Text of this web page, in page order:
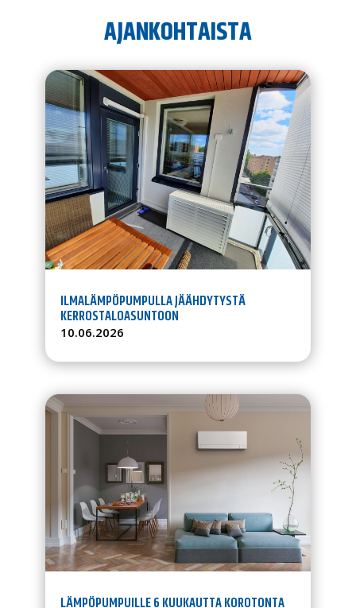
AJANKOHTAISTA
ILMALÄMPÖPUMPULLA JÄÄHDYTYSTÄ
KERROSTALOASUNTOON
10.06.2026
LÄMPÖPUMPUILLE 6 KUUKAUTTA KOROTONTA